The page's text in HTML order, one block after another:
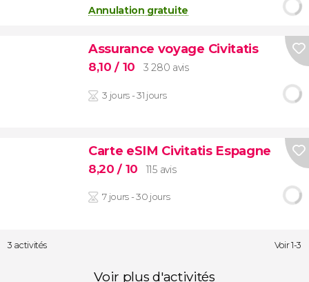
Annulation gratuite
Assurance voyage Civitatis
8,10/ 10 3 280 avis
3 jours - 31 jours
Carte eSIM Civitatis Espagne
8,20/ 10 115 avis
7 jours - 30 jours
3 activités Voir 1-3
Voir plus d'activités